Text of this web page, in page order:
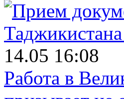
14.05 16:08
Работа в